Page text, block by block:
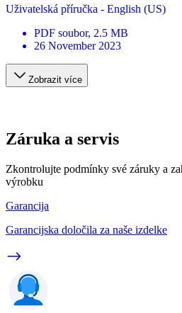
Uživatelská příručka - English (US)
PDF soubor, 2.5 MB
26 November 2023
Zobrazit více
Záruka a servis
Zkontrolujte podmínky své záruky a
výrobku
Garancija
Garancijska določila za naše izdelke